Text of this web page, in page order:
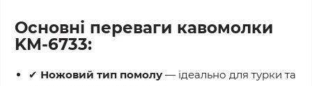
Основні переваги кавомолки
KM-6733:
✔ Ножовий тип помолу — ідеально для турки та